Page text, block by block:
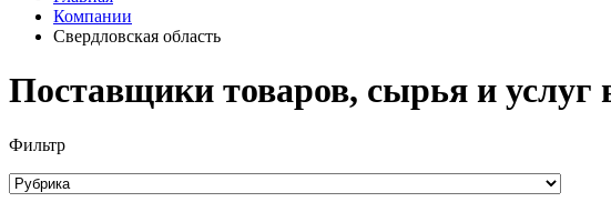
Компании
Свердловская область
Поставщики товаров, сырья и услуг
Фильтр